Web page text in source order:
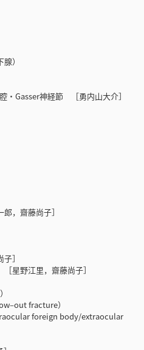
）
Gasser神経節 ［勇内山大介］
，齋藤尚子］
］
星野江里，齋藤尚子］
fracture）
foreign body/extraocular